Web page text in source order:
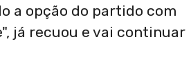
a opção do partido com
já recuou e vai continuar